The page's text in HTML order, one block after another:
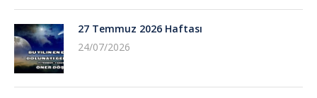
27 Temmuz 2026 Haftası
24/07/2026